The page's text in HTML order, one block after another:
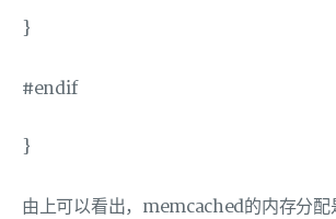
}
#endif
}
由上可以看出，memcached的内存分配